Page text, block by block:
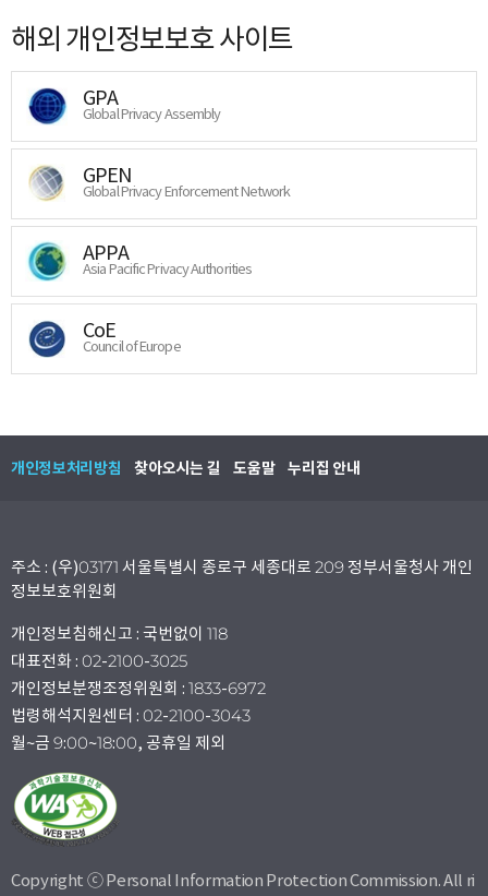
해외 개인정보보호 사이트
GPA
Global Privacy Assembly
GPEN
Global Privacy Enforcement Network
APPA
Asia Pacific Privacy Authorities
CoE
Council of Europe
개인정보처리방침 찾아오시는 길 도움말 누리집 안내
주소 : (우)03171 서울특별시 종로구 세종대로 209 정부서울청사 개인
정보보호위원회
개인정보침해신고 : 국번없이 118
대표전화 : 02-2100-3025
개인정보분쟁조정위원회 : 1833-6972
법령해석지원센터 : 02-2100-3043
월~금 9:00~18:00, 공휴일 제외
Copyright ⓒ Personal Information Protection Commission. All ri